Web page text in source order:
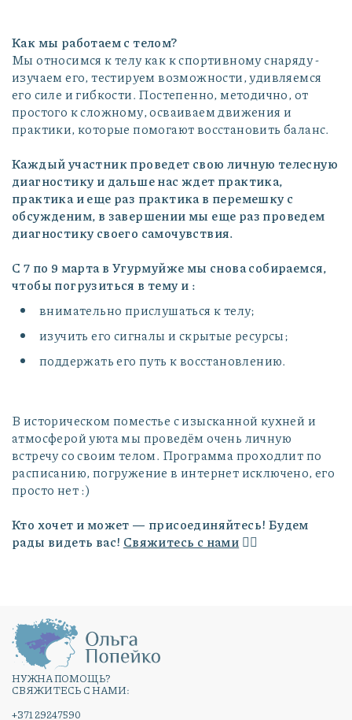
Как мы работаем с телом?
Мы относимся к телу как к спортивному снаряду -
изучаем его, тестируем возможности, удивляемся
его силе и гибкости. Постепенно, методично, от
простого к сложному, осваиваем движения и
практики, которые помогают восстановить баланс.
Каждый участник проведет свою личную телесную
диагностику и дальше нас ждет практика,
практика и еще раз практика в перемешку с
обсужденим, в завершении мы еще раз проведем
диагностику своего самочувствия.
С 7 по 9 марта в Угурмуйже мы снова собираемся,
чтобы погрузиться в тему и :
внимательно прислушаться к телу;
изучить его сигналы и скрытые ресурсы;
поддержать его путь к восстановлению.
В историческом поместье с изысканной кухней и
атмосферой уюта мы проведём очень личную
встречу со своим телом. Программа проходлит по
расписанию, погружение в интернет исключено, его
просто нет :)
Кто хочет и может — присоединяйтесь! Будем
рады видеть вас! Свяжитесь с нами 👇🏻
НУЖНА ПОМОЩЬ?
СВЯЖИТЕСЬ С НАМИ:
+371 29247590